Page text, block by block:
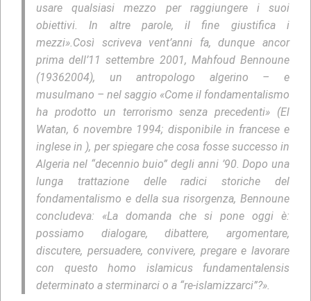
usare qualsiasi mezzo per raggiungere i suoi
obiettivi. In altre parole, il fine giustifica i
mezzi».Così scriveva vent’anni fa, dunque ancor
prima dell’11 settembre 2001, Mahfoud Bennoune
(19362004), un antropologo algerino – e
musulmano – nel saggio «Come il fondamentalismo
ha prodotto un terrorismo senza precedenti» (El
Watan, 6 novembre 1994; disponibile in francese e
inglese in ), per spiegare che cosa fosse successo in
Algeria nel “decennio buio” degli anni ’90. Dopo una
lunga trattazione delle radici storiche del
fondamentalismo e della sua risorgenza, Bennoune
concludeva: «La domanda che si pone oggi è:
possiamo dialogare, dibattere, argomentare,
discutere, persuadere, convivere, pregare e lavorare
con questo homo islamicus fundamentalensis
determinato a sterminarci o a “re-islamizzarci”?».